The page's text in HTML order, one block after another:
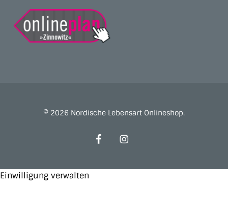
© 2026 Nordische Lebensart Onlineshop.
facebookinstagram
Einwilligung verwalten